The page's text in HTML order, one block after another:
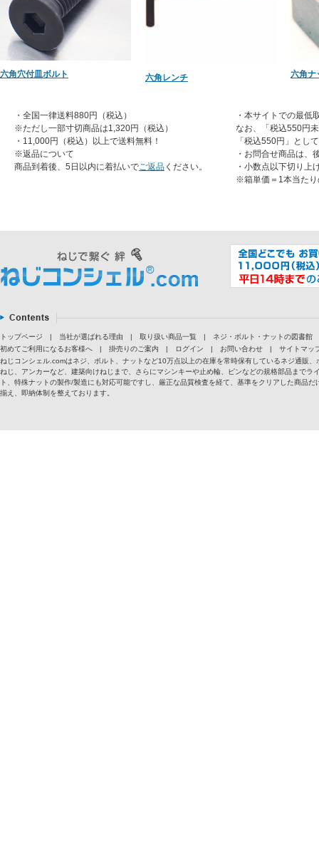
六角穴付皿ボルト 六角レンチ 六角ナ
・全国一律送料880円（税込）
※ただし一部寸切商品は1,320円（税込）
・11,000円（税込）以上で送料無料！
※返品について
商品到着後、5日以内に着払いでご返品 ください。
・本サイトでの最低
なお、「税込550円
「税込550円」とし
・お問合せ商品は、
・小数点以下切り上
※箱単価＝1本当たり
トップページ | 当社が選ばれる理由 | 取り扱い商品一覧 |
ネジ・ボルト・ナットの図書館
初めてご利用になるお客様へ
| 掛売りのご案内 | ログイン | お問い合わせ |
サイトマッ
ねじコンシェル.comはネジ、ボルト、ナットなど10万点以上の在庫を常時保有しているネジ通販
ねじ、アンカーなど、建築向けねじまで、さらにマシンキーや止め輪、ピンなどの規格部品まで
ト、特殊ナットの製作/製造にも対応可能ですし、厳正な品質検査を経て、基準をクリアした商品
揃え、即納体制を整えております。